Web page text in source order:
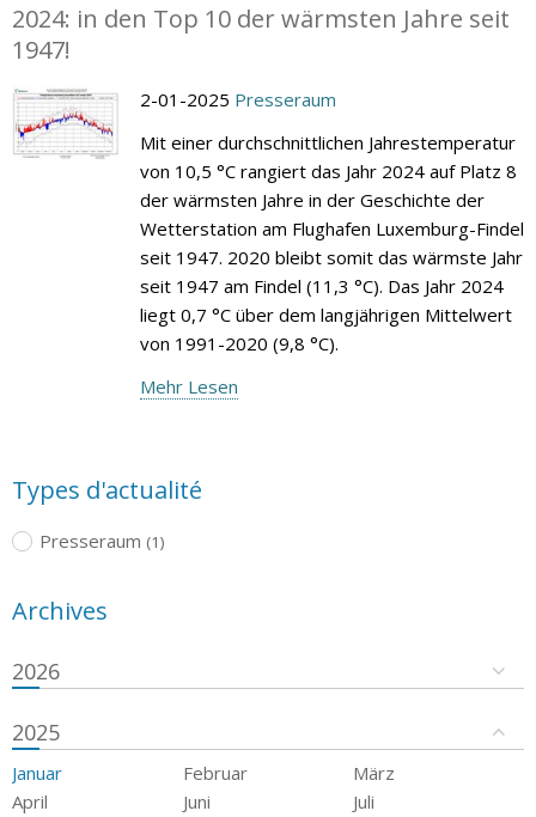
2024: in den Top 10 der wärmsten Jahre seit
1947!
2-01-2025 Presseraum
Mit einer durchschnittlichen Jahrestemperatur
von 10,5 °C rangiert das Jahr 2024 auf Platz 8
der wärmsten Jahre in der Geschichte der
Wetterstation am Flughafen Luxemburg-Findel
seit 1947. 2020 bleibt somit das wärmste Jahr
seit 1947 am Findel (11,3 °C). Das Jahr 2024
liegt 0,7 °C über dem langjährigen Mittelwert
von 1991-2020 (9,8 °C).
Mehr Lesen
Types d'actualité
Presseraum (1)
Archives
2026
2025
Januar Februar
März
April
Juni
Juli